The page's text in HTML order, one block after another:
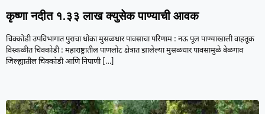
कृष्णा नदीत १.३३ लाख क्युसेक पाण्याची आवक
चिक्कोडी उपविभागात पुराचा धोका मुसळधार पावसाचा परिणाम : नऊ पूल पाण्याखाली वाहतूक
विस्कळीत चिक्कोडी : महाराष्ट्रातील पाणलोट क्षेत्रात झालेल्या मुसळधार पावसामुळे बेळगाव
जिल्ह्यातील चिक्कोडी आणि निपाणी[…]